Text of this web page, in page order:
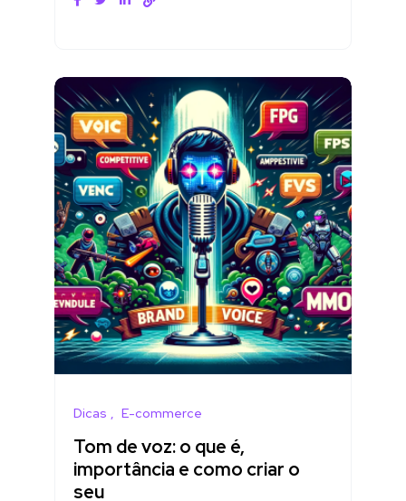
Dicas E-commerce
Tom de voz: o que é,
importância e como criar o
seu